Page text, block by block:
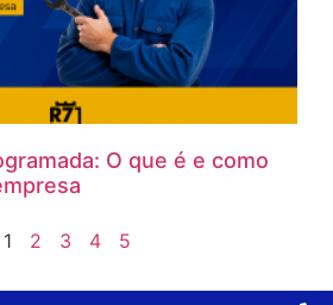
O que é e como
1 2 3 4 5